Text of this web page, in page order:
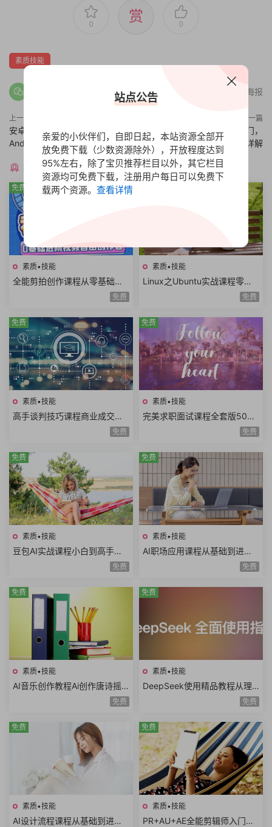
0 赏 0
素质技能
分享海报
上一篇
安卓逆向工程师技术基础入门，
Android安全与逆向分析实战教学
下一篇
Oracle数据库新手零基础入门，
Oracle安装配置和操作使用详解
猜你喜欢
素质•技能
全能剪拍创作课程从零基础到
进阶视频拍摄视频剪辑视频自
免费
免费
素质•技能
Linux之Ubuntu实战课程零基
础玩转嵌入式Linux工程师开发
免费
素质•技能
高手谈判技巧课程商业成交谈
判底线谈判态度双赢思维谈判
免费
免费
素质•技能
完美求职面试课程全套版500
强HR完美简历面试技巧电话面
免费
免费
素质•技能
豆包AI实战课程小白到高手速
成豆包智能体AI写作辅助内容
免费
免费
素质•技能
AI职场应用课程从基础到进阶
写日报做PPT做Excel写方案写
免费
免费
素质•技能
AI音乐创作教程Ai创作唐诗摇
滚AI复活老照片AI制作MV情歌
免费
免费
素质•技能
DeepSeek使用精品教程从理
论到实践模型训练DeepSeek
免费
免费
素质•技能
AI设计流程课程从基础到进阶A
免费
素质•技能
PR+AU+AE全能剪辑师入门课
免费
站点公告
亲爱的小伙伴们，自即日起，本站资源全部开
放免费下载（少数资源除外），开放程度达到
95%左右，除了宝贝推荐栏目以外，其它栏目
资源均可免费下载，注册用户每日可以免费下
载两个资源。 查看详情